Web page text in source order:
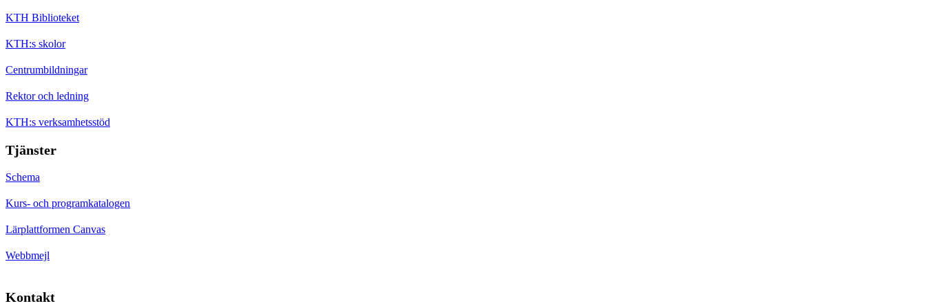
KTH Biblioteket
KTH:s skolor
Centrumbildningar
Rektor och ledning
KTH:s verksamhetsstöd
Tjänster
Schema
Kurs- och programkatalogen
Lärplattformen Canvas
Webbmejl
Kontakt